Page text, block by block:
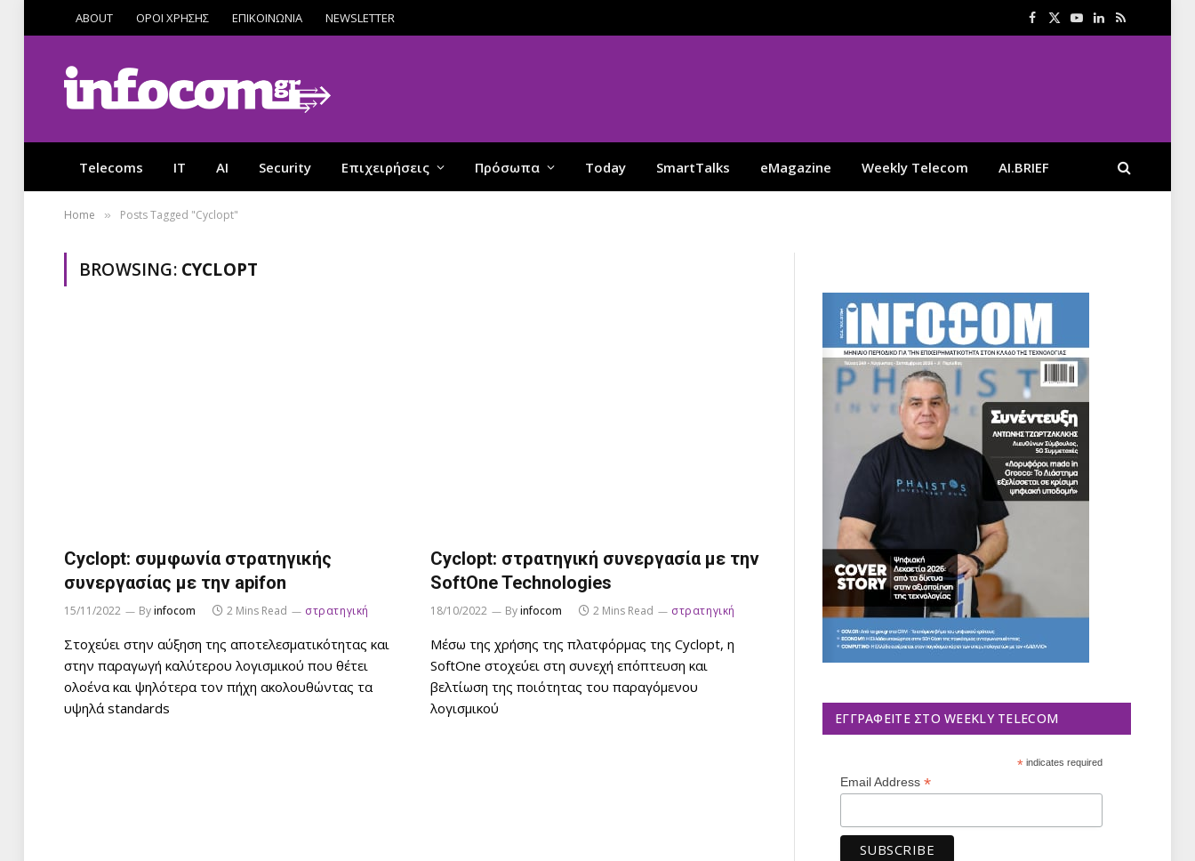
ABOUT ΟΡΟΙ ΧΡΗΣΗΣ ΕΠΙΚΟΙΝΩΝΙΑ NEWSLETTER Facebook
X
YouTube
LinkedIn
RSS
Telecoms IT AI Security Επιχειρήσεις Πρόσωπα Today SmartTalks eMagazine Weekly Telecom AI.BRIEF
Home » Posts Tagged "Cyclopt"
BROWSING: CYCLOPT
Cyclopt: συμφωνία στρατηγικής
συνεργασίας με την apifon
15/11/2022 Byinfocom 2 Mins Read στρατηγική
Στοχεύει στην αύξηση της αποτελεσματικότητας και
στην παραγωγή καλύτερου λογισμικού που θέτει
ολοένα και ψηλότερα τον πήχη ακολουθώντας τα
υψηλά standards
Cyclopt: στρατηγική συνεργασία με την
SoftOne Technologies
18/10/2022 Byinfocom 2 Mins Read στρατηγική
Μέσω της χρήσης της πλατφόρμας της Cyclopt, η
SoftOne στοχεύει στη συνεχή επόπτευση και
βελτίωση της ποιότητας του παραγόμενου
λογισμικού
ΕΓΓΡΑΦΕΊΤΕ ΣΤΟ WEEKLY TELECOM
*indicates required
Email Address *